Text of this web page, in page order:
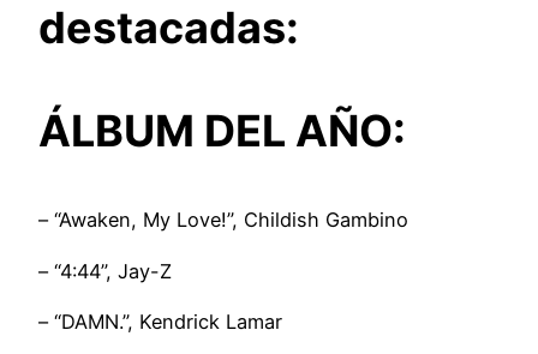
destacadas:
ÁLBUM DEL AÑO:
– “Awaken, My Love!”, Childish Gambino
– “4:44”, Jay-Z
– “DAMN.”, Kendrick Lamar